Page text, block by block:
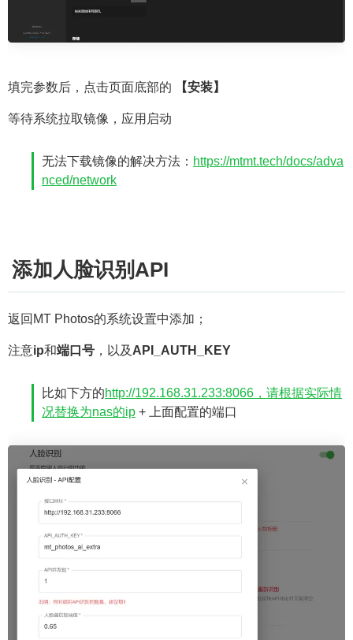
填完参数后，点击页面底部的 【安装】
等待系统拉取镜像，应用启动
无法下载镜像的解决方法： https://mtmt.tech/docs/adva
nced/network
添加人脸识别API
返回MT Photos的系统设置中添加；
注意ip和端口号 ，以及 API_AUTH_KEY
比如下方的http://192.168.31.233:8066，请根据实际情
况替换为nas的ip + 上面配置的端口